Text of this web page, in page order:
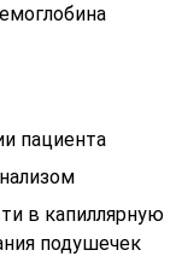
пациента
в капиллярную
подушечек